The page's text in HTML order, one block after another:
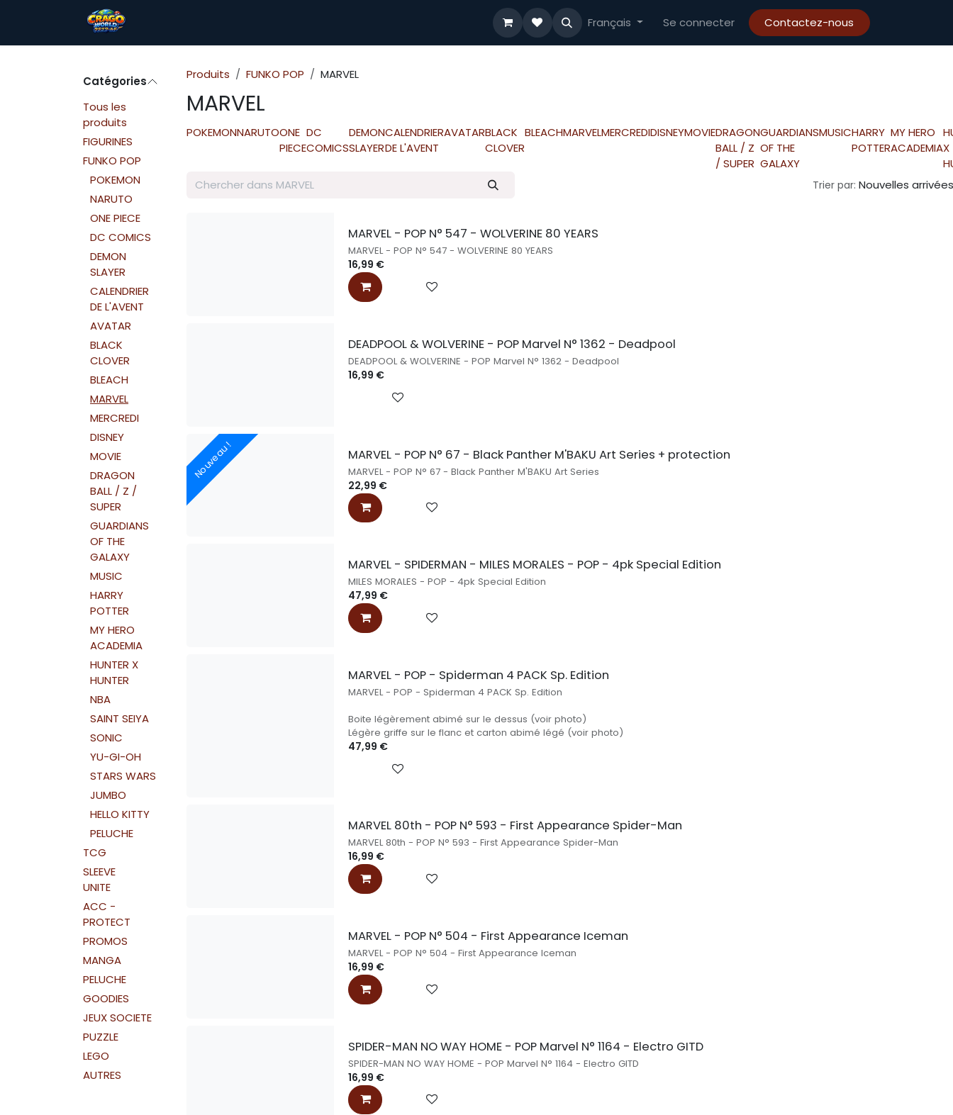
Se rendre au contenu
PROMOS Aide Français Se connecter Contactez-nous
Catégories
Tous les
produits
FIGURINES
FUNKO POP
POKEMON
NARUTO
ONE PIECE
DC COMICS
DEMON
SLAYER
CALENDRIER
DE L'AVENT
AVATAR
BLACK
CLOVER
BLEACH
MARVEL
MERCREDI
DISNEY
MOVIE
DRAGON
BALL / Z /
SUPER
GUARDIANS
OF THE
GALAXY
MUSIC
HARRY
POTTER
MY HERO
ACADEMIA
HUNTER X
HUNTER
NBA
SAINT SEIYA
SONIC
YU-GI-OH
STARS WARS
JUMBO
HELLO KITTY
PELUCHE
TCG
SLEEVE
UNITE
ACC -
PROTECT
PROMOS
MANGA
PELUCHE
GOODIES
JEUX SOCIETE
PUZZLE
LEGO
AUTRES
Produits FUNKO POP MARVEL
MARVEL
POKEMONNARUTOONE
PIECE
DC
COMICS
DEMON
SLAYER
CALENDRIER
DE L'AVENT
AVATARBLACK
CLOVER
BLEACHMARVELMERCREDIDISNEYMOVIEDRAGON
BALL / Z
/ SUPER
GUARDIANS
OF THE
GALAXY
MUSICHARRY
POTTER
MY HERO
ACADEMIAX
Trier par: Nouvelles
MARVEL - POP N° 547 - WOLVERINE 80 YEARS
MARVEL - POP N° 547 - WOLVERINE 80 YEARS
16,99 €
DEADPOOL & WOLVERINE - POP Marvel N° 1362 - Deadpool
DEADPOOL & WOLVERINE - POP Marvel N° 1362 - Deadpool
16,99 €
Nouveau ! MARVEL - POP N° 67 - Black Panther M'BAKU Art Series + protection
MARVEL - POP N° 67 - Black Panther M'BAKU Art Series
22,99 €
MARVEL - SPIDERMAN - MILES MORALES - POP - 4pk Special Edition
MILES MORALES - POP - 4pk Special Edition
47,99 €
MARVEL - POP - Spiderman 4 PACK Sp. Edition
MARVEL - POP - Spiderman 4 PACK Sp. Edition
Boite légèrement abimé sur le dessus (voir photo)
Légère griffe sur le flanc et carton abimé légé (voir photo)
47,99 €
MARVEL 80th - POP N° 593 - First Appearance Spider-Man
MARVEL 80th - POP N° 593 - First Appearance Spider-Man
16,99 €
MARVEL - POP N° 504 - First Appearance Iceman
MARVEL - POP N° 504 - First Appearance Iceman
16,99 €
SPIDER-MAN NO WAY HOME - POP Marvel N° 1164 - Electro GITD
SPIDER-MAN NO WAY HOME - POP Marvel N° 1164 - Electro GITD
16,99 €